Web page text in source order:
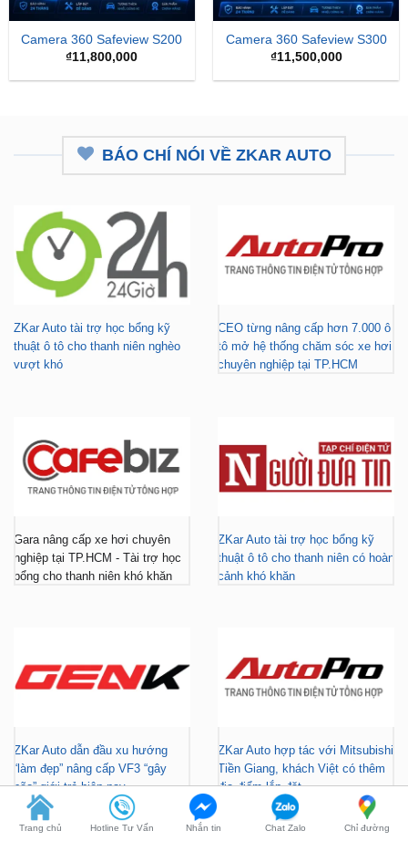
Camera 360 Safeview S200
₫11,800,000
Camera 360 Safeview S300
₫11,500,000
BÁO CHÍ NÓI VỀ ZKAR AUTO
ZKar Auto tài trợ học bổng kỹ
thuật ô tô cho thanh niên nghèo
vượt khó
CEO từng nâng cấp hơn 7.000 ô
tô mở hệ thống chăm sóc xe hơi
chuyên nghiệp tại TP.HCM
Gara nâng cấp xe hơi chuyên
nghiệp tại TP.HCM - Tài trợ học
bổng cho thanh niên khó khăn
ZKar Auto tài trợ học bổng kỹ
thuật ô tô cho thanh niên có hoàn
cảnh khó khăn
ZKar Auto dẫn đầu xu hướng
“làm đẹp” nâng cấp VF3 “gây
bão” giới trẻ hiện nay
ZKar Auto hợp tác với Mitsubishi
Tiền Giang, khách Việt có thêm
địa điểm lắp đặt...
Trang chủ Hotline Tư Vấn Nhắn tin Chat Zalo Chỉ đường